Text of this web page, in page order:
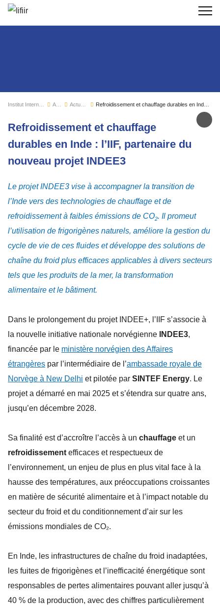
Actualités de l'IIF
Refroidissement et chauffage
durables en Inde : l’IIF, partenaire du
nouveau projet INDEE3
Le projet INDEE3 vise à accompagner la transition de
l’Inde vers des technologies de chauffage et de
refroidissement à faibles émissions de CO2. Il promeut
l’utilisation de frigorigènes naturels, améliore la gestion du
cycle de vie de ces fluides et développe des solutions de
chaîne du froid plus efficaces applicables à divers secteurs
tels que les produits de la mer, la transformation
alimentaire et le bâtiment.
Dans le prolongement du projet INDEE+, l’IIF s’associe à
la nouvelle initiative nationale norvégienne
INDEE3,
financée par le ministère norvégien des Affaires
étrangères par l’intermédiaire de l’ambassade royale de
Norvège à New Delhi et pilotée par SINTEF Energy. Le
projet a démarré en mai 2025 et s’étendra sur quatre ans,
jusqu’en décembre 2028.
Sa finalité est d’accroître l’accès à un chauffage et un
refroidissement efficaces et respectueux de
l’environnement, un enjeu de plus en plus vital face à la
hausse des températures, aux préoccupations croissantes
en matière de sécurité alimentaire et à l’impact notable du
secteur du froid et du conditionnement d’air sur les
émissions mondiales de CO₂.
En Inde, les infrastructures de chaîne du froid inadaptées,
les fuites de frigorigènes et l’inefficacité énergétique sont
responsables de pertes alimentaires pouvant aller jusqu’à
40 % de la production, avec des chiffres particulièrement